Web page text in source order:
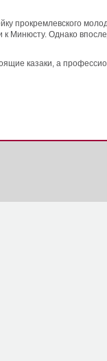
прокремлевского
Однако
казаки, а